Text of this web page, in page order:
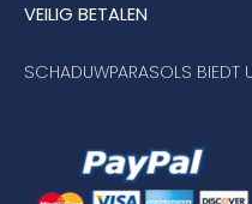
VEILIG BETALEN
SCHADUWPARASOLS BIEDT